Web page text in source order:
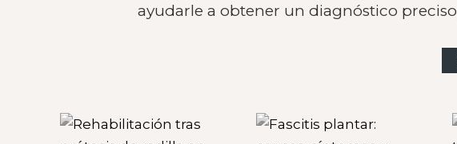
ayudarle a obtener un diagnóstico